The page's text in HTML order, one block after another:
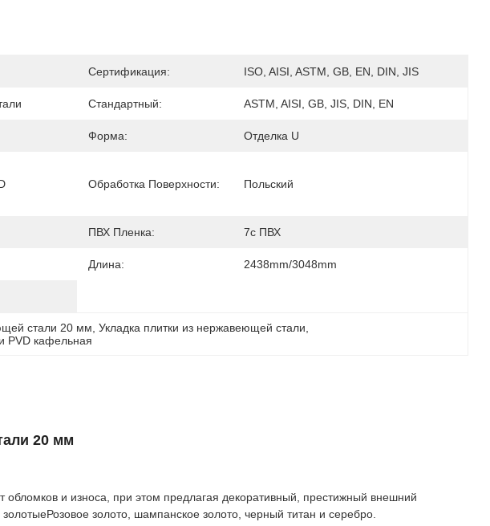
Сертификация: ISO, AISI, ASTM, GB, EN, DIN, JIS
Стандартный: ASTM, AISI, GB, JIS, DIN, EN
Форма: Отделка U
Обработка Поверхности: Польский
ПВХ Пленка: 7c ПВХ
Длина: 2438mm/3048mm
стали 20 мм , Укладка плитки из нержавеющей стали
PVD кафельная
20 мм
и износа, при этом предлагая декоративный, престижный внешний
золото, шампанское золото, черный титан и серебро.